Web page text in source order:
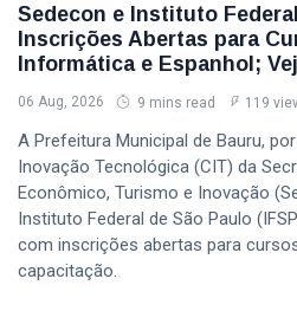
Sedecon e Instituto
Inscrições Abertas para
Informática e Espanhol;
06 Aug, 2026 9 mins read 119
A Prefeitura Municipal de Bauru,
Inovação Tecnológica (CIT) da
Econômico, Turismo e Inovação
Instituto Federal de São Paulo
com inscrições abertas para
capacitação.